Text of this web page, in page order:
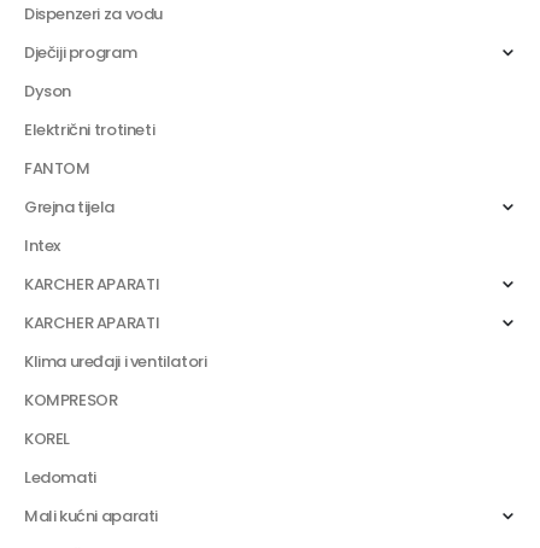
Dispenzeri za vodu
Dječiji program
Dyson
Električni trotineti
FANTOM
Grejna tijela
Intex
KARCHER APARATI
KARCHER APARATI
Klima uređaji i ventilatori
KOMPRESOR
KOREL
Ledomati
Mali kućni aparati